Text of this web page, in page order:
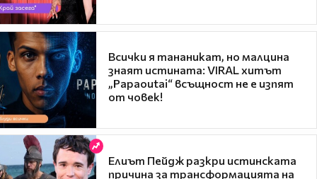
Всички я тананикат, но малцина
знаят истината: VIRAL хитът
„Papaoutai“ всъщност не е изпят
от човек!
Елиът Пейдж разкри истинската
причина за трансформацията на